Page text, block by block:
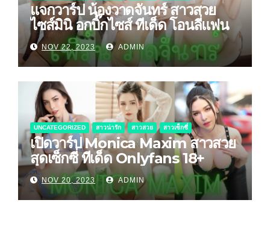
แจกวาร์ป น้องวาดจันทร์ สาวสวย
ไซส์มินิ อกบิ๊กไซส์ ทีเด็ด โอนลี่แฟน
NOV 22, 2023 ADMIN
UNCATEGORIZED สาวน่ารัก สาวสวย สาวเซ็กซี่
เปิดวาร์ป Monica Maxim สาวสวย
สุดเซ็กซี่ ทีเด็ด Onlyfans 18+
NOV 20, 2023 ADMIN